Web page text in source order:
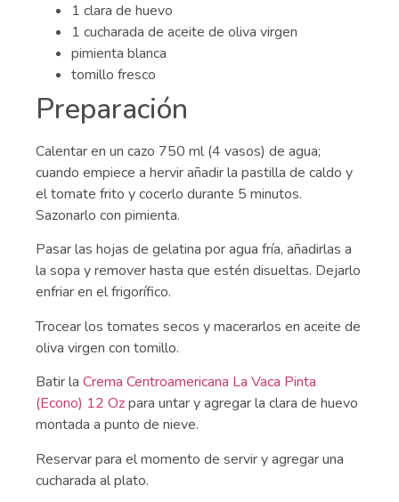
1 clara de huevo
1 cucharada de aceite de oliva virgen
pimienta blanca
tomillo fresco
Preparación
Calentar en un cazo 750 ml (4 vasos) de agua;
cuando empiece a hervir añadir la pastilla de caldo y
el tomate frito y cocerlo durante 5 minutos.
Sazonarlo con pimienta.
Pasar las hojas de gelatina por agua fría, añadirlas a
la sopa y remover hasta que estén disueltas. Dejarlo
enfriar en el frigorífico.
Trocear los tomates secos y macerarlos en aceite de
oliva virgen con tomillo.
Batir la Crema Centroamericana La Vaca Pinta
(Econo) 12 Ozpara untar y agregar la clara de huevo
montada a punto de nieve.
Reservar para el momento de servir y agregar una
cucharada al plato.